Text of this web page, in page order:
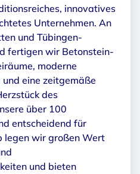
innovatives
Unternehmen. An
und Tübingen-
fertigen wir Betonstein-
moderne
eine zeitgemäße
des
über 100
entscheidend für
legen wir großen Wert
und bieten